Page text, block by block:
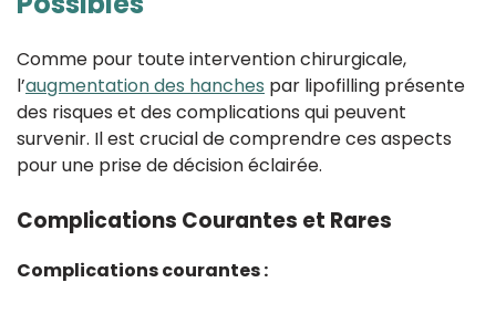
Comme pour toute intervention chirurgicale,
l’augmentation des hanches par lipofilling présente
des risques et des complications qui peuvent
survenir. Il est crucial de comprendre ces aspects
pour une prise de décision éclairée.
Complications Courantes et Rares
Complications courantes :